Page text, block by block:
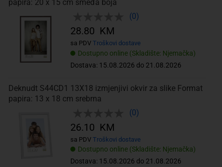
papira: 20 x 15 cm smeđa boja
(0)
Dostupno online (Skladište: Njemačka)
Dostava: 15.08.2026 do 21.08.2026
28.80 KM
sa PDV Troškovi dostave
Deknudt S44CD1 13X18 izmjenjivi okvir za slike Format
papira: 13 x 18 cm srebrna
(0)
Dostupno online (Skladište: Njemačka)
Dostava: 15.08.2026 do 21.08.2026
26.10 KM
sa PDV Troškovi dostave